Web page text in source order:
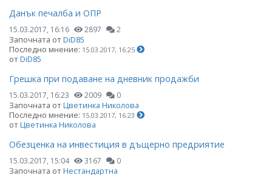
Данък печалба и ОПР
15.03.2017, 16:16 2897 2
Започната отDiD85
Последно мнение: 15.03.2017, 16:25
отDiD85
Грешка при подаване на дневник продажби
15.03.2017, 16:23 2009 0
Започната отЦветинка Николова
Последно мнение: 15.03.2017, 16:23
отЦветинка Николова
Обезценка на инвестиция в дъщерно предриятие
15.03.2017, 15:04 3167 0
Започната отНестандартна